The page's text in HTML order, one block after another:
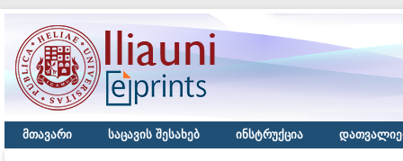
მთავარი საცავის შესახებ ინსტრუქცია